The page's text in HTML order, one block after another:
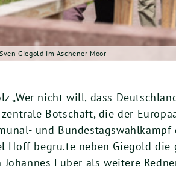
Sven Giegold im Aschener Moor
nicht will, dass
Botschaft, die der
und
Hoff begrü.te neben Giegold
Luber als weitere